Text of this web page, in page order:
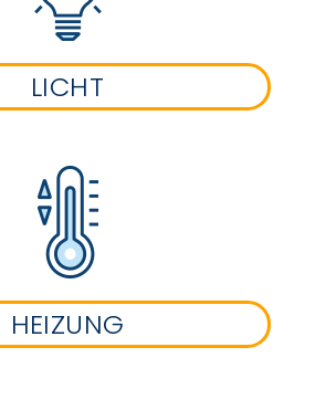
LICHT
HEIZUNG